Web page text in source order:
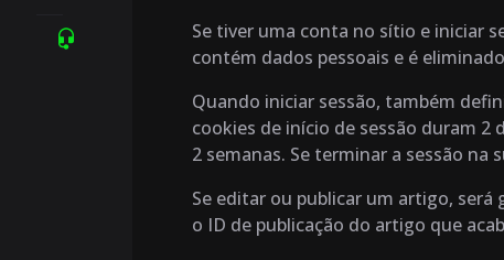
Se tiver uma conta no sítio e iniciar
contém dados pessoais e é
Quando iniciar sessão, também
cookies de início de sessão duram 2
2 semanas. Se terminar a sessão na
Se editar ou publicar um artigo,
o ID de publicação do artigo que